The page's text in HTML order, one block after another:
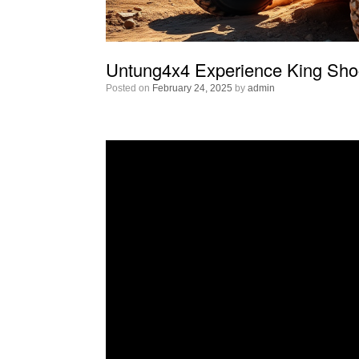
Untung4x4 Experience King
Posted on February 24, 2025 by admin